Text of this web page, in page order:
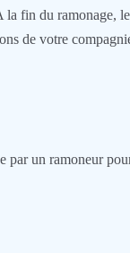
la fin du ramonage,
de votre
par un ramoneur